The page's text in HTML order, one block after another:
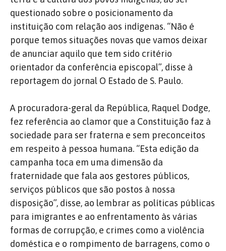
questionado sobre o posicionamento da
instituição com relação aos indígenas. “Não é
porque temos situações novas que vamos deixar
de anunciar aquilo que tem sido critério
orientador da conferência episcopal”, disse à
reportagem do jornal O Estado de S. Paulo.
A procuradora-geral da República, Raquel Dodge,
fez referência ao clamor que a Constituição faz à
sociedade para ser fraterna e sem preconceitos
em respeito à pessoa humana. “Esta edição da
campanha toca em uma dimensão da
fraternidade que fala aos gestores públicos,
serviços públicos que são postos à nossa
disposição”, disse, ao lembrar as políticas públicas
para imigrantes e ao enfrentamento às várias
formas de corrupção, e crimes como a violência
doméstica e o rompimento de barragens, como o